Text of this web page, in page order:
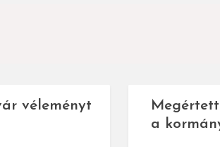
véleményt
a